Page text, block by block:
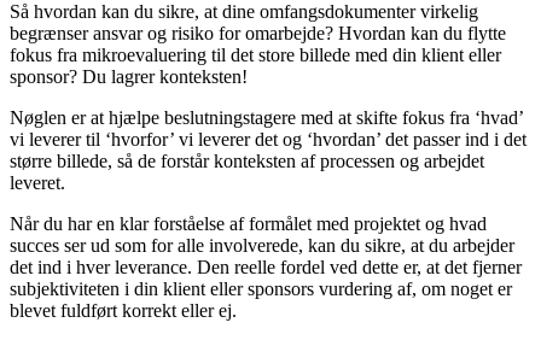
Så hvordan kan du sikre, at dine omfangsdokumenter virkelig
begrænser ansvar og risiko for omarbejde? Hvordan kan du flytte
fokus fra mikroevaluering til det store billede med din klient eller
sponsor? Du lagrer konteksten!
Nøglen er at hjælpe beslutningstagere med at skifte fokus fra ‘hvad’
vi leverer til ‘hvorfor’ vi leverer det og ‘hvordan’ det passer ind i det
større billede, så de forstår konteksten af processen og arbejdet
leveret.
Når du har en klar forståelse af formålet med projektet og hvad
succes ser ud som for alle involverede, kan du sikre, at du arbejder
det ind i hver leverance. Den reelle fordel ved dette er, at det fjerner
subjektiviteten i din klient eller sponsors vurdering af, om noget er
blevet fuldført korrekt eller ej.